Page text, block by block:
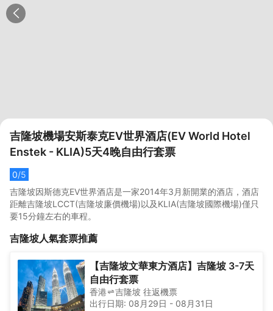
吉隆坡機場安斯泰克EV世界酒店(EV World Hotel
Enstek - KLIA)5天4晚自由行套票
0/5
吉隆坡因斯德克EV世界酒店是一家2014年3月新開業的酒店，酒店
距離吉隆坡LCCT(吉隆坡廉價機場)以及KLIA(吉隆坡國際機場)僅只
要15分鐘左右的車程。
吉隆坡人氣套票推薦
【吉隆坡文華東方酒店】吉隆坡 3-7天
自由行套票
香港 吉隆坡 往返機票
出行日期: 08月29日 - 08月31日